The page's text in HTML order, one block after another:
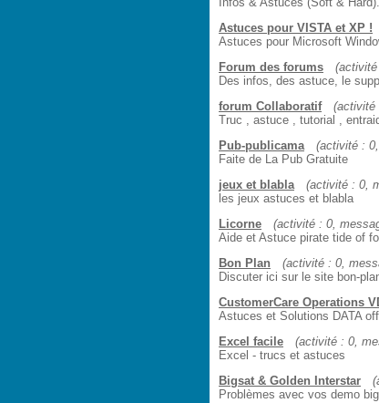
Astuces pour VISTA et XP !
Astuces pour Microsoft
Forum des forums
Des infos, des astuce, le
forum Collaboratif
(activité
Truc , astuce , tutorial ,
Pub-publicama
(activité :
Faite de La Pub Gratuite
jeux et blabla
(activité : 0,
les jeux astuces et blabla
Licorne
(activité : 0,
Aide et Astuce pirate tide of
Bon Plan
(activité : 0,
Discuter ici sur le site bon-
CustomerCare Operations
Astuces et Solutions DATA
Excel facile
(activité : 0,
Excel - trucs et astuces
Bigsat & Golden Interstar
Problèmes avec vos demo